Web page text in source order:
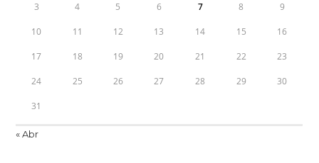
3 4 5 6 7 8 9
10 11 12 13 14 15 16
17 18 19 20 21 22 23
24 25 26 27 28 29 30
31
« Abr